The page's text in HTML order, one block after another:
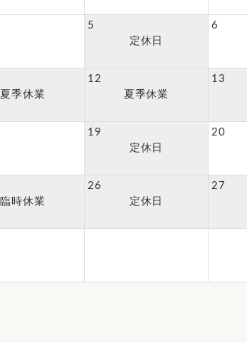
5
定休日
6
夏季休業
12
夏季休業
13
19
定休日
20
臨時休業
26
定休日
27